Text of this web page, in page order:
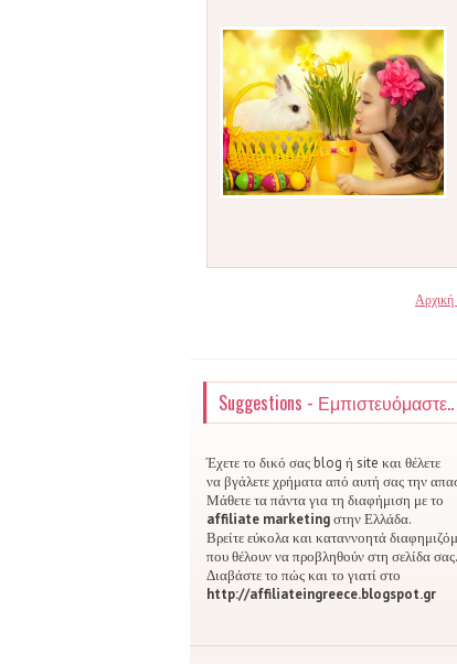
Αρχική
Suggestions - Εμπιστευόμαστε..
Έχετε το δικό σας blog ή site και θέλετε
να βγάλετε χρήματα από αυτή σας την
Μάθετε τα πάντα για τη διαφήμιση με το
affiliate marketingστην Ελλάδα.
Βρείτε εύκολα και καταννοητά
που θέλουν να προβληθούν στη σελίδα σας.
Διαβάστε το πώς και το γιατί στο
http://affiliateingreece.blogspot.gr